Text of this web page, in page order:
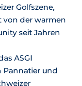
Golfszene,
von der warmen
seit Jahren
ASGI
Pannatier und